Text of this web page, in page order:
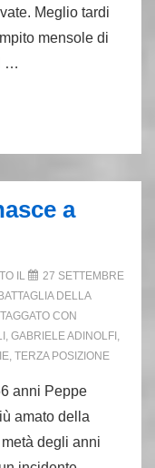
Meglio tardi
mensole di
…
a
IL
27 SETTEMBRE
DELLA
TAGGATO CON
, GABRIELE ADINOLFI ,
, TERZA POSIZIONE
anni Peppe
amato della
degli anni